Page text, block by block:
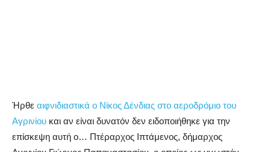
Ήρθε αιφνιδιαστικά ο Νίκος Δένδιας στο αεροδρόμιο του
Αγρινίου και αν είναι δυνατόν δεν ειδοποιήθηκε για την
επίσκεψη αυτή ο… Πτέραρχος Iπτάμενος, δήμαρχος